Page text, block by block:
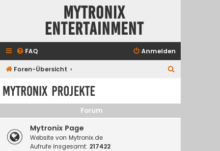
Mytronix
Entertainment
FAQ Anmelden
Foren-Übersicht
e
Mytronix Projekte
Forum
Mytronix Page
Website von Mytronix.de
Aufrufe insgesamt: 217422